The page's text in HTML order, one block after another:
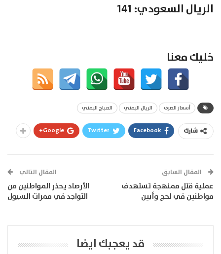
الريال السعودي: 141
خليك معنا
أسعار الصرف الريال اليمني الصباح اليمني
شارك Facebook
Twitter
Google+
المقال السابق
عملية قتل ممنهجة تستهدف
مواطنين في لحج وأبين
المقال التالي
الأرصاد يحذر المواطنين من
التواجد في ممرات السيول
قد يعجبك ايضا